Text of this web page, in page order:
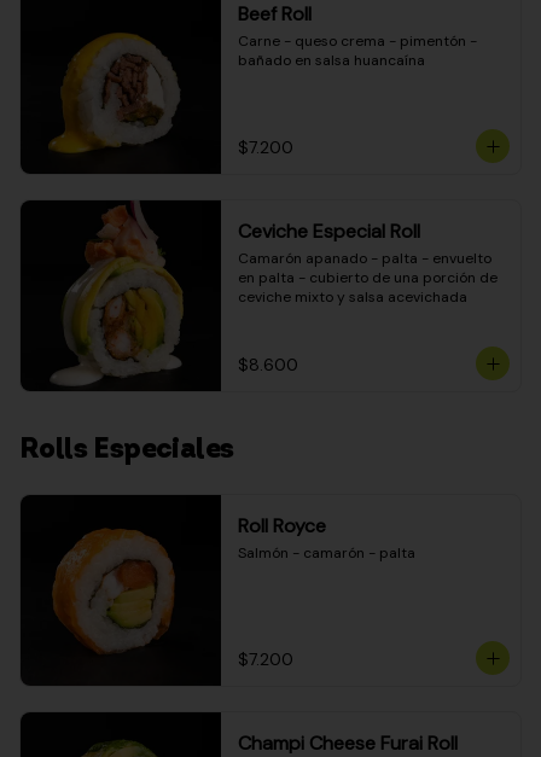
Beef Roll
Carne - queso crema - pimentón -
bañado en salsa huancaína
$7.200
Ceviche Especial Roll
Camarón apanado - palta - envuelto
en palta - cubierto de una porción de
ceviche mixto y salsa acevichada
$8.600
Rolls Especiales
Roll Royce
Salmón - camarón - palta
$7.200
Champi Cheese Furai Roll